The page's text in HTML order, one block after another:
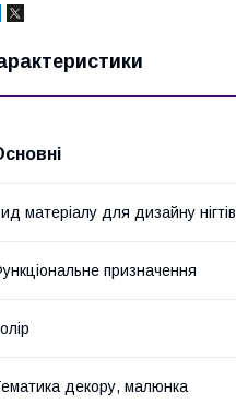
матеріалу для дизайну нігтів
призначення
декору, малюнка